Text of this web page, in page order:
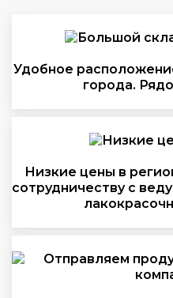
Удобное
города.
Низкие цены в
сотрудничеству с